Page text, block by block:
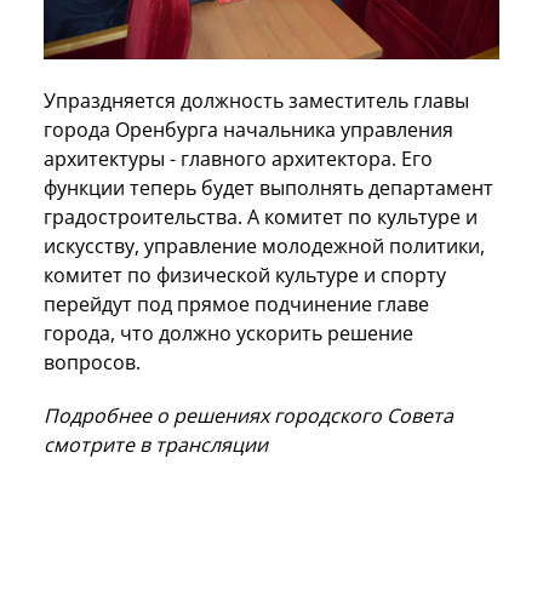
Упраздняется должность заместитель главы
города Оренбурга начальника управления
архитектуры - главного архитектора. Его
функции теперь будет выполнять департамент
градостроительства. А комитет по культуре и
искусству, управление молодежной политики,
комитет по физической культуре и спорту
перейдут под прямое подчинение главе
города, что должно ускорить решение
вопросов.
Подробнее о решениях городского Совета
смотрите в трансляции